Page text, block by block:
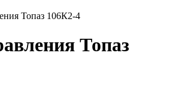
Топаз 106К2-4
Топаз